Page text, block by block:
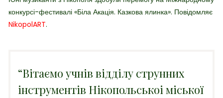
конкурсі-фестивалі «Біла Акація. Казкова ялинка». Повідомляє
NikopolART.
“Вітаємо учнів відділу струнних
інструментів Нікопольськоі міської